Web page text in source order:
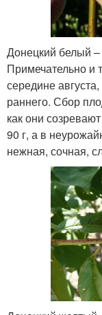
Донецкий белый –
Примечательно и
середине
раннего. Сбор
как они
90 г, а в
нежная, сочная,